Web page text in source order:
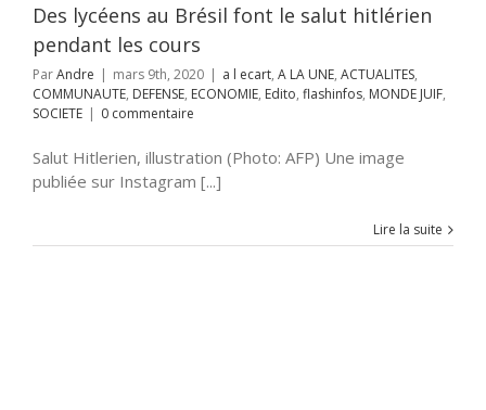
SOCIETEDes lycéens au Brésil font le salut hitlérien
pendant les cours
ParAndre | mars 9th, 2020 | a l ecart, A LA UNE, ACTUALITES,
COMMUNAUTE, DEFENSE, ECONOMIE, Edito, flashinfos, MONDE JUIF,
SOCIETE | 0 commentaire
Salut Hitlerien, illustration (Photo: AFP) Une image
publiée sur Instagram [...]
Lire la suite